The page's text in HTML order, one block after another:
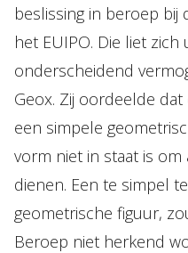
beslissing in beroep bij
het EUIPO. Die liet
onderscheidend
Geox. Zij oordeelde
een simpele
vorm niet in staat is
dienen. Een te simpel
geometrische figuur,
Beroep niet herkend